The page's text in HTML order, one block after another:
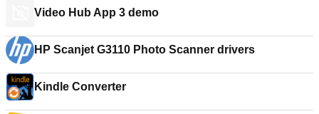
Video Hub App 3 demo
HP Scanjet G3110 Photo Scanner drivers
Kindle Converter